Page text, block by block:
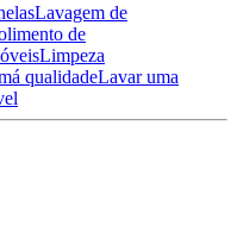
Lavagem de
de
Limpeza
qualidadeLavar uma